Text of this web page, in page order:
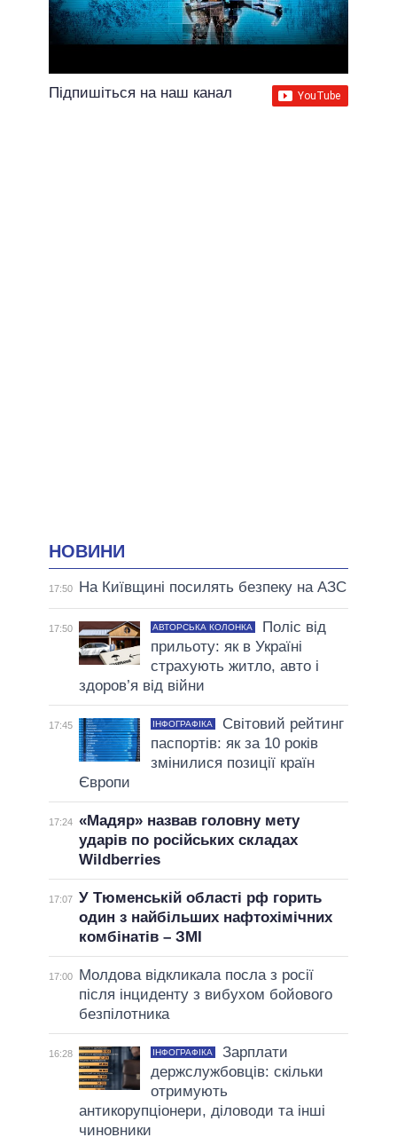
Підпишіться на наш канал
НОВИНИ
17:50 На Київщині посилять безпеку на АЗС
17:50 АВТОРСЬКА КОЛОНКА
Поліс від
прильоту: як в Україні
страхують житло, авто і
здоров’я від війни
17:45 ІНФОГРАФІКА
Світовий рейтинг
паспортів: як за 10 років
змінилися позиції країн
Європи
17:24 «Мадяр» назвав головну мету
ударів по російських складах
Wildberries
17:07 У Тюменській області рф горить
один з найбільших нафтохімічних
комбінатів – ЗМІ
17:00
Молдова відкликала посла з росії
після інциденту з вибухом бойового
безпілотника
16:28 ІНФОГРАФІКА
Зарплати
держслужбовців: скільки
отримують
антикорупціонери, діловоди та інші
чиновники